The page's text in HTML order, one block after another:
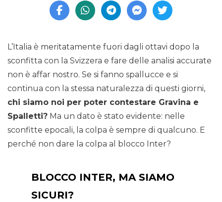
L’Italia è meritatamente fuori dagli ottavi dopo la
sconfitta con la Svizzera e fare delle analisi accurate
non è affar nostro. Se si fanno spallucce e si
continua con la stessa naturalezza di questi giorni,
chi siamo noi per poter contestare Gravina e
Spalletti? Ma un dato è stato evidente: nelle
sconfitte epocali, la colpa è sempre di qualcuno. E
perché non dare la colpa al blocco Inter?
BLOCCO INTER, MA SIAMO
SICURI?